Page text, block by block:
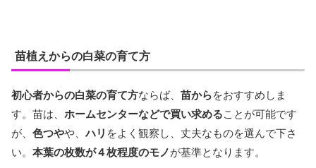
苗植えからの白菜の育て方
初心者からの白菜の育て方ならば、 苗からをおすすめしま
す。苗は、 ホームセンターなどで買い求めることが可能です
が、 色つやや、ハリ をよく観察し、丈夫なものを選んで下さ
い。 本葉の枚数が４枚程度のモノが基準となります。